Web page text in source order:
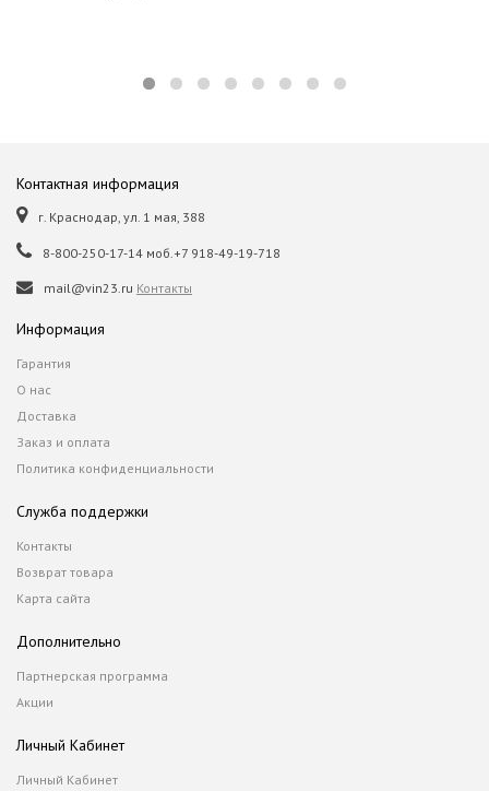
Контактная информация
г. Краснодар, ул. 1 мая, 388
8-800-250-17-14 моб.+7 918-49-19-718
mail@vin23.ru Контакты
Информация
Гарантия
О нас
Доставка
Заказ и оплата
Политика конфиденциальности
Служба поддержки
Контакты
Возврат товара
Карта сайта
Дополнительно
Партнерская программа
Акции
Личный Кабинет
Личный Кабинет